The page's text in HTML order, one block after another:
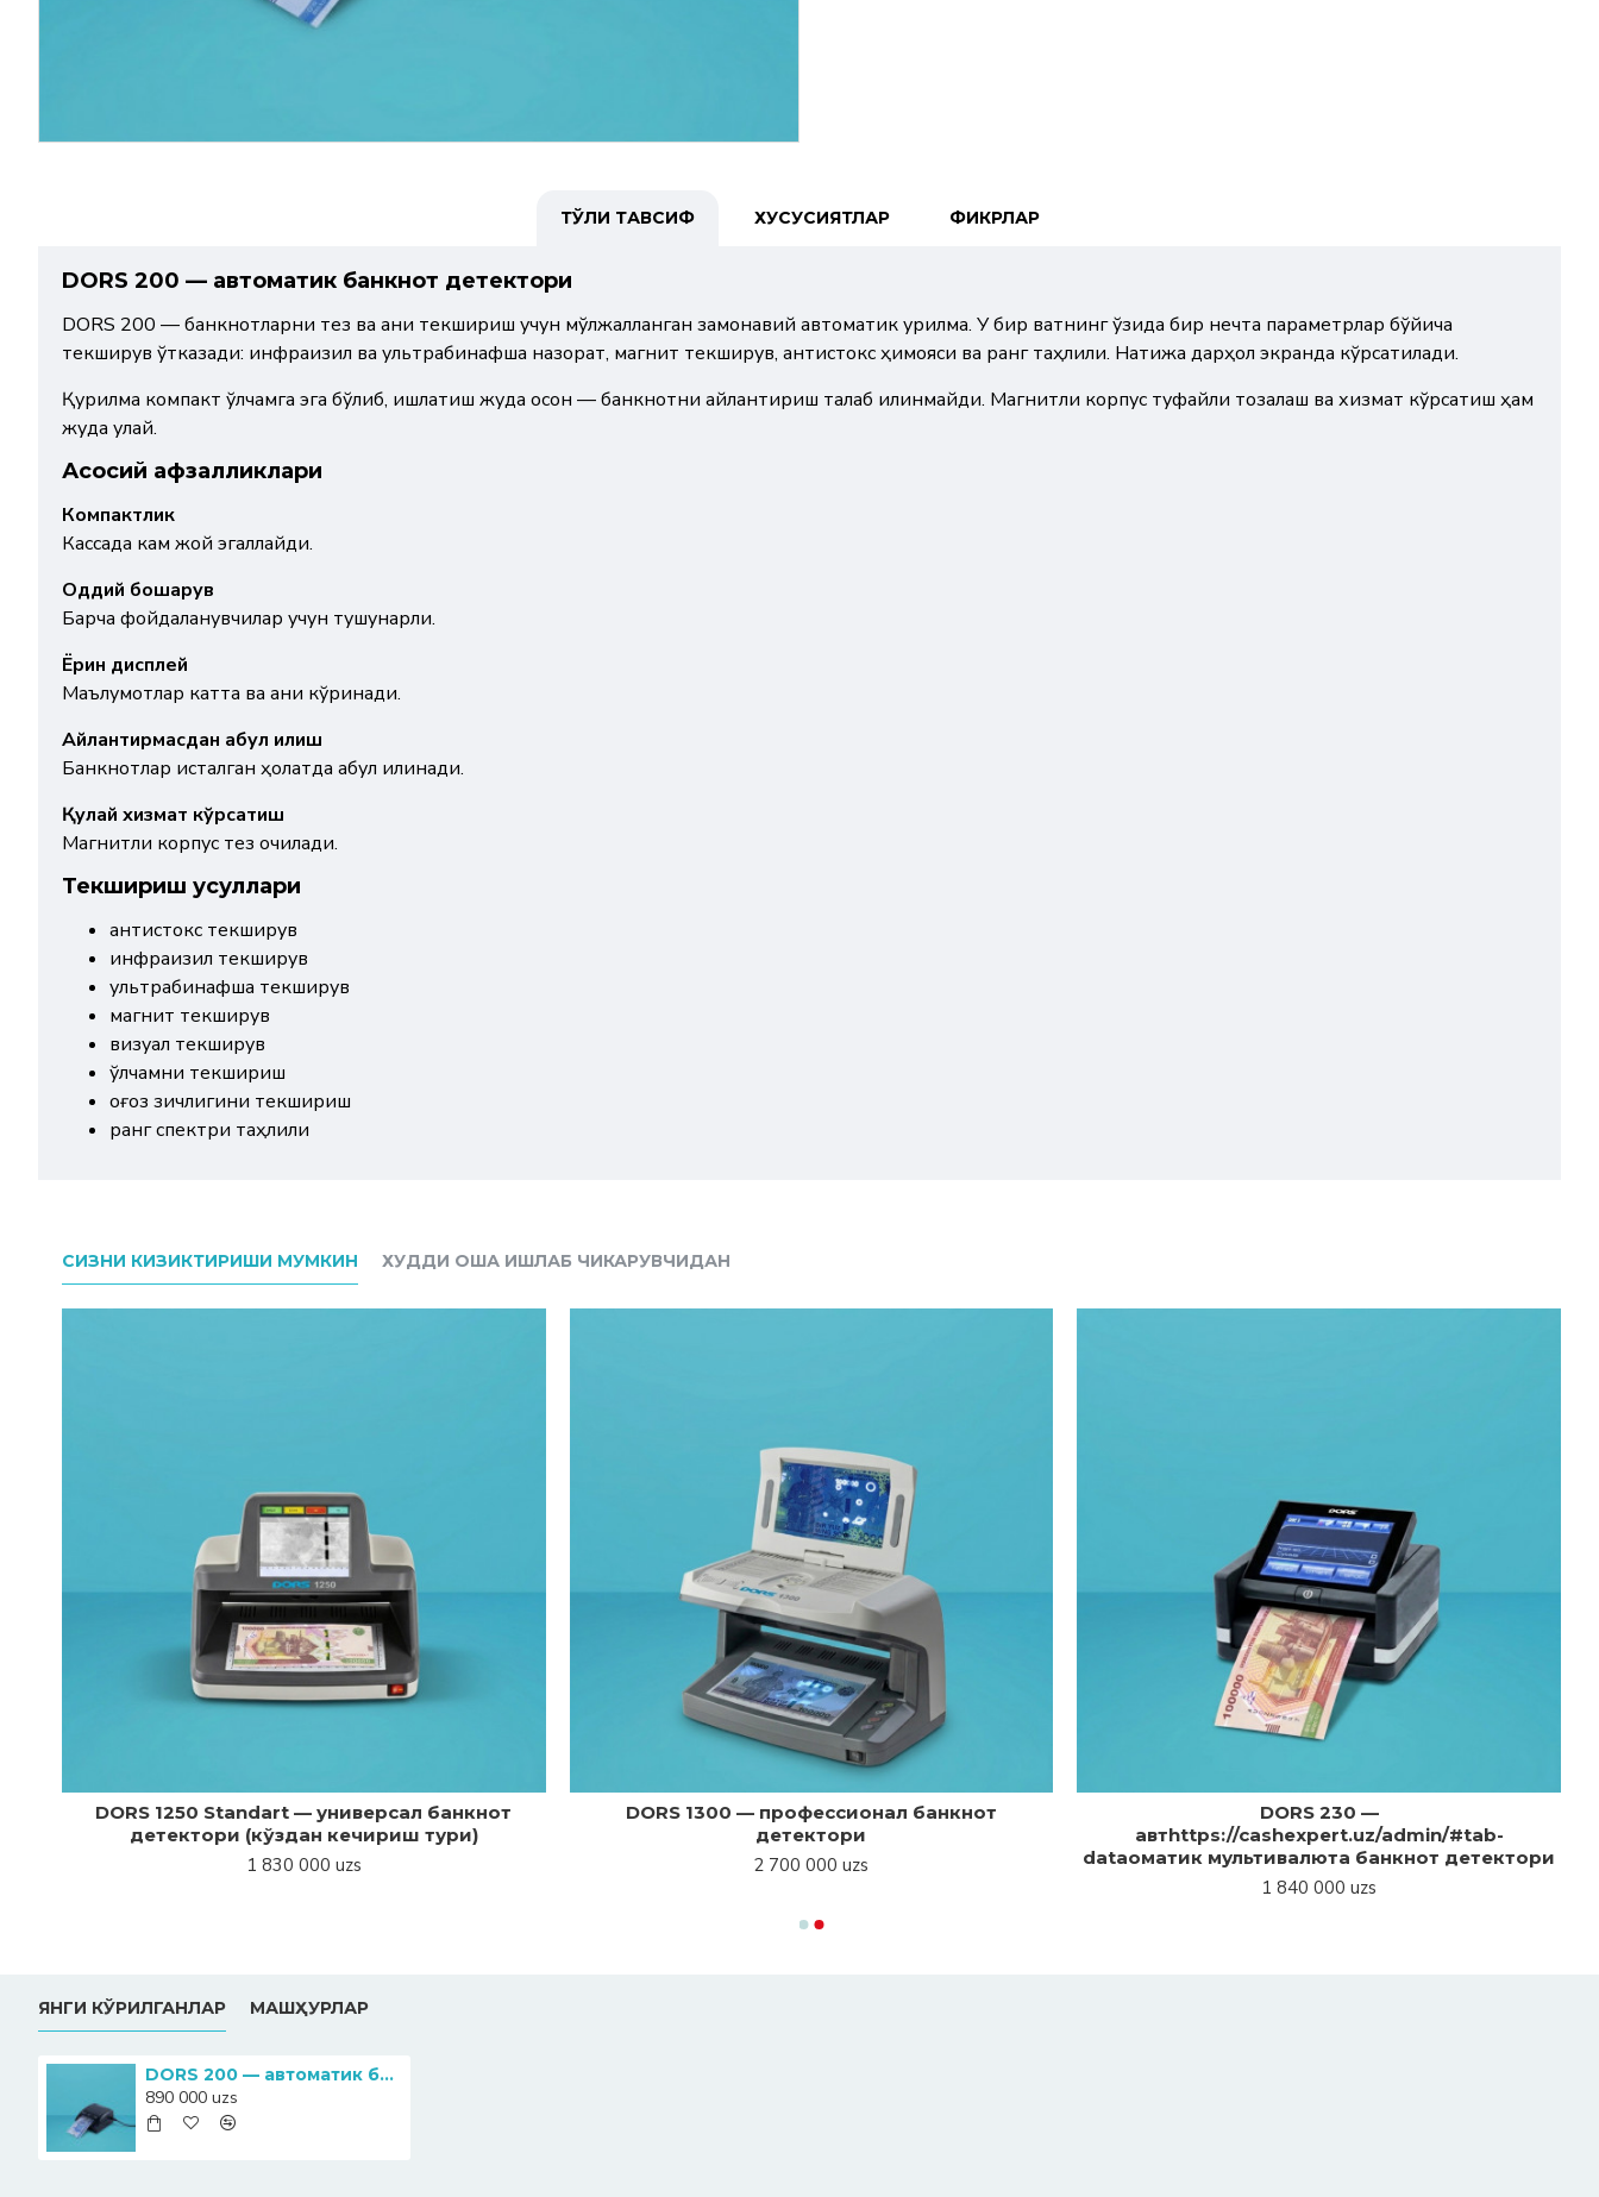
ТЎЛИҚ ТАВСИФ ХУСУСИЯТЛАР ФИКРЛАР
DORS 200 — автоматик банкнот детектори
DORS 200 — банкнотларни тез ва аниқ текшириш учун мўлжалланган замонавий автоматик қурилма. У бир вақтнинг ўзида бир нечта параметрлар бўйича
текширув ўтказади: инфрақизил ва ультрабинафша назорат, магнит текширув, антистокс ҳимояси ва ранг таҳлили. Натижа дарҳол экранда кўрсатилади.
Қурилма компакт ўлчамга эга бўлиб, ишлатиш жуда осон — банкнотни айлантириш талаб қилинмайди. Магнитли корпус туфайли тозалаш ва хизмат кўрсатиш ҳам
жуда қулай.
Асосий афзалликлари
Компактлик
Кассада кам жой эгаллайди.
Оддий бошқарув
Барча фойдаланувчилар учун тушунарли.
Ёрқин дисплей
Маълумотлар катта ва аниқ кўринади.
Айлантирмасдан қабул қилиш
Банкнотлар исталган ҳолатда қабул қилинади.
Қулай хизмат кўрсатиш
Магнитли корпус тез очилади.
Текшириш усуллари
антистокс текширув
инфрақизил текширув
ультрабинафша текширув
магнит текширув
визуал текширув
ўлчамни текшириш
қоғоз зичлигини текшириш
ранг спектри таҳлили
СИЗНИ КИЗИКТИРИШИ МУМКИН ХУДДИ ОША ИШЛАБ ЧИКАРУВЧИДАН
DORS 1250 Standart — универсал банкнот
детектори (кўздан кечириш тури)
1 830 000 uzs
DORS 1300 — профессионал банкнот
детектори
2 700 000 uzs
DORS 230 —
автhttps://cashexpert.uz/admin/#tab-
dataоматик мультивалюта банкнот детектори
1 840 000 uzs
ЯНГИ КЎРИЛГАНЛАР МАШҲУРЛАР
DORS 200 — автоматик банкнот детектори
890 000 uzs